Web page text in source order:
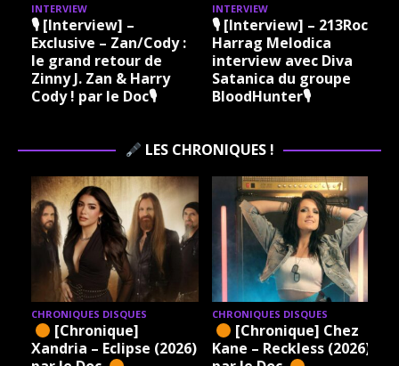
INTERVIEW
🎙 [Interview] –
Exclusive – Zan/Cody :
le grand retour de
Zinny J. Zan & Harry
Cody ! par le Doc🎙
INTERVIEW
🎙 [Interview] – 213Rock
Harrag Melodica
interview avec Diva
Satanica du groupe
BloodHunter🎙
LES CHRONIQUES !
CHRONIQUES DISQUES
[Chronique]
Xandria – Eclipse (2026)
CHRONIQUES DISQUES
[Chronique] Chez
Kane – Reckless (2026)